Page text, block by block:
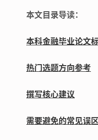
本文目录导读：
本科金融毕业论文
热门选题方向参考
撰写核心建议
需要避免的常见误区